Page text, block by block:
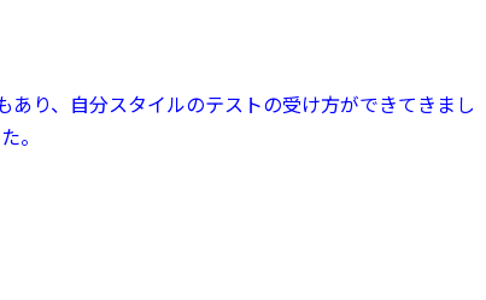
り、自分スタイルのテストの受け方ができてきまし
。